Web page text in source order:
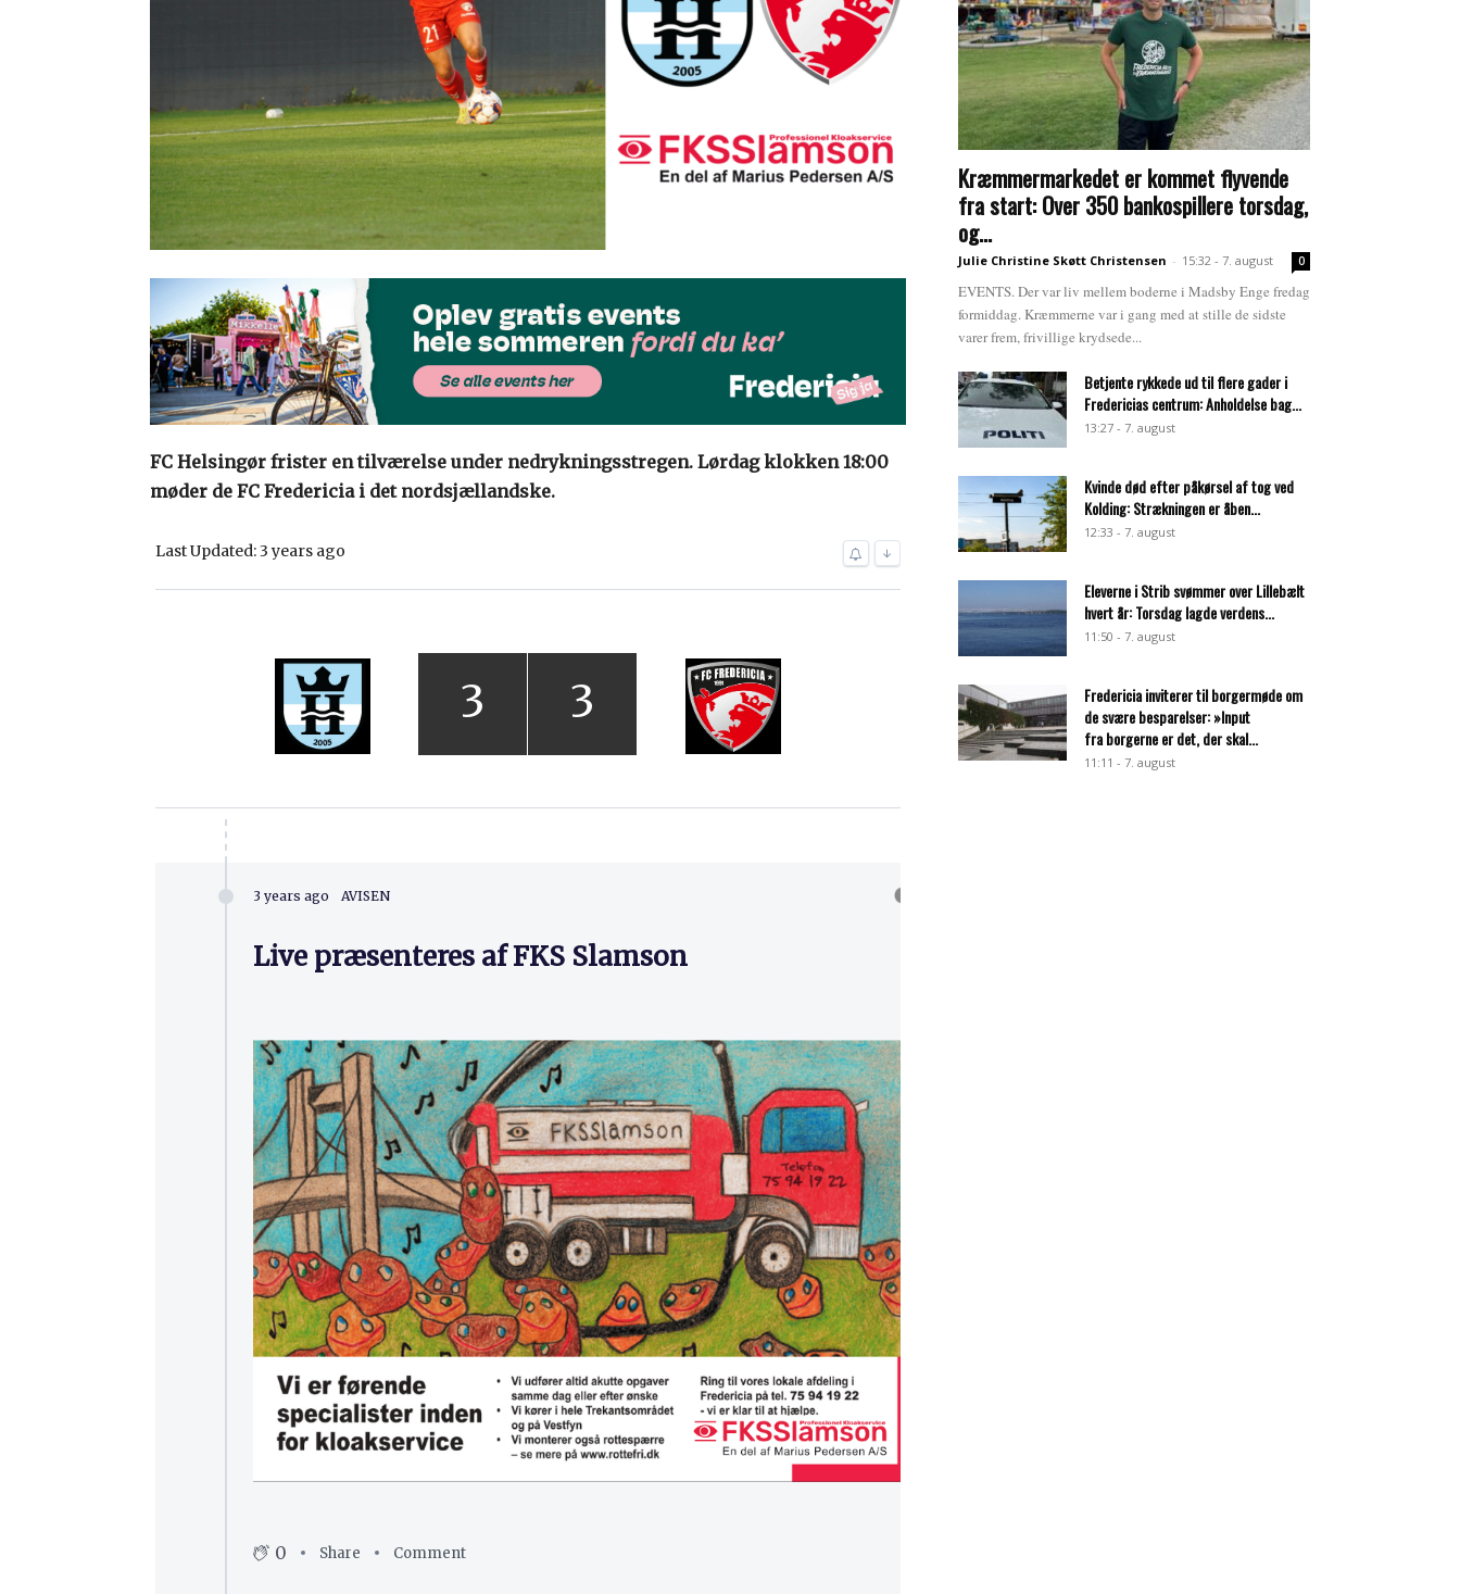
FC Helsingør frister en tilværelse under nedrykningsstregen. Lørdag klokken 18:00
møder de FC Fredericia i det nordsjællandske.
Last Updated: 3 years ago ↓
3 3
3 years ago AVISEN
Live præsenteres af FKS Slamson
0 Share Comment
Kræmmermarkedet er kommet flyvende
fra start: Over 350 bankospillere torsdag,
og...
Julie Christine Skøtt Christensen - 15:32 - 7. august 0
EVENTS. Der var liv mellem boderne i Madsby Enge fredag
formiddag. Kræmmerne var i gang med at stille de sidste
varer frem, frivillige krydsede...
Betjente rykkede ud til flere gader i
Fredericias centrum: Anholdelse bag...
13:27 - 7. august
Kvinde død efter påkørsel af tog ved
Kolding: Strækningen er åben...
12:33 - 7. august
Eleverne i Strib svømmer over Lillebælt
hvert år: Torsdag lagde verdens...
11:50 - 7. august
Fredericia inviterer til borgermøde om
de svære besparelser: »Input
fra borgerne er det, der skal...
11:11 - 7. august